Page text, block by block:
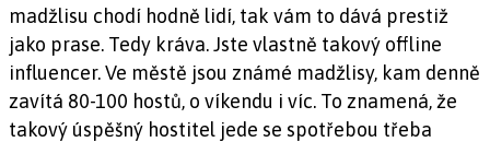
madžlisu chodí hodně lidí, tak vám to dává prestiž
jako prase. Tedy kráva. Jste vlastně takový offline
influencer. Ve městě jsou známé madžlisy, kam denně
zavítá 80-100 hostů, o víkendu i víc. To znamená, že
takový úspěšný hostitel jede se spotřebou třeba